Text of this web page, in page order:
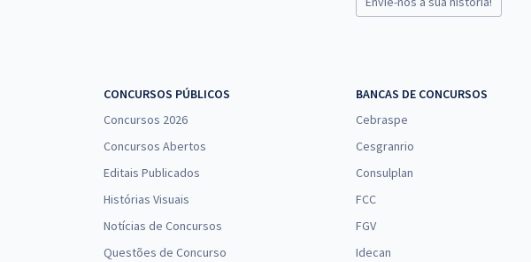
CONCURSOS PÚBLICOS
Concursos 2026
Concursos Abertos
Editais Publicados
Histórias Visuais
Notícias de Concursos
Questões de Concurso
BANCAS DE CONCURSOS
Cebraspe
Cesgranrio
Consulplan
FCC
FGV
Idecan